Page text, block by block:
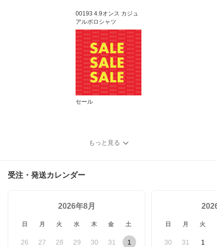
00193 4.9オンス カジュ
アルポロシャツ
セール
もっと見る
受注・発送カレンダー
2026年8月
日 月 火 水 木 金 土
26 27 28 29 30 31 1
日 月 火
30 31 1